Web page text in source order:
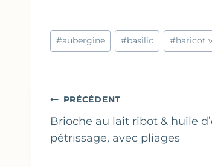
Étiquettes
de
#aubergine #basilic #haricot
Navigation
de
l’article
PRÉCÉDENT
Brioche au lait ribot & huile
pétrissage, avec pliages